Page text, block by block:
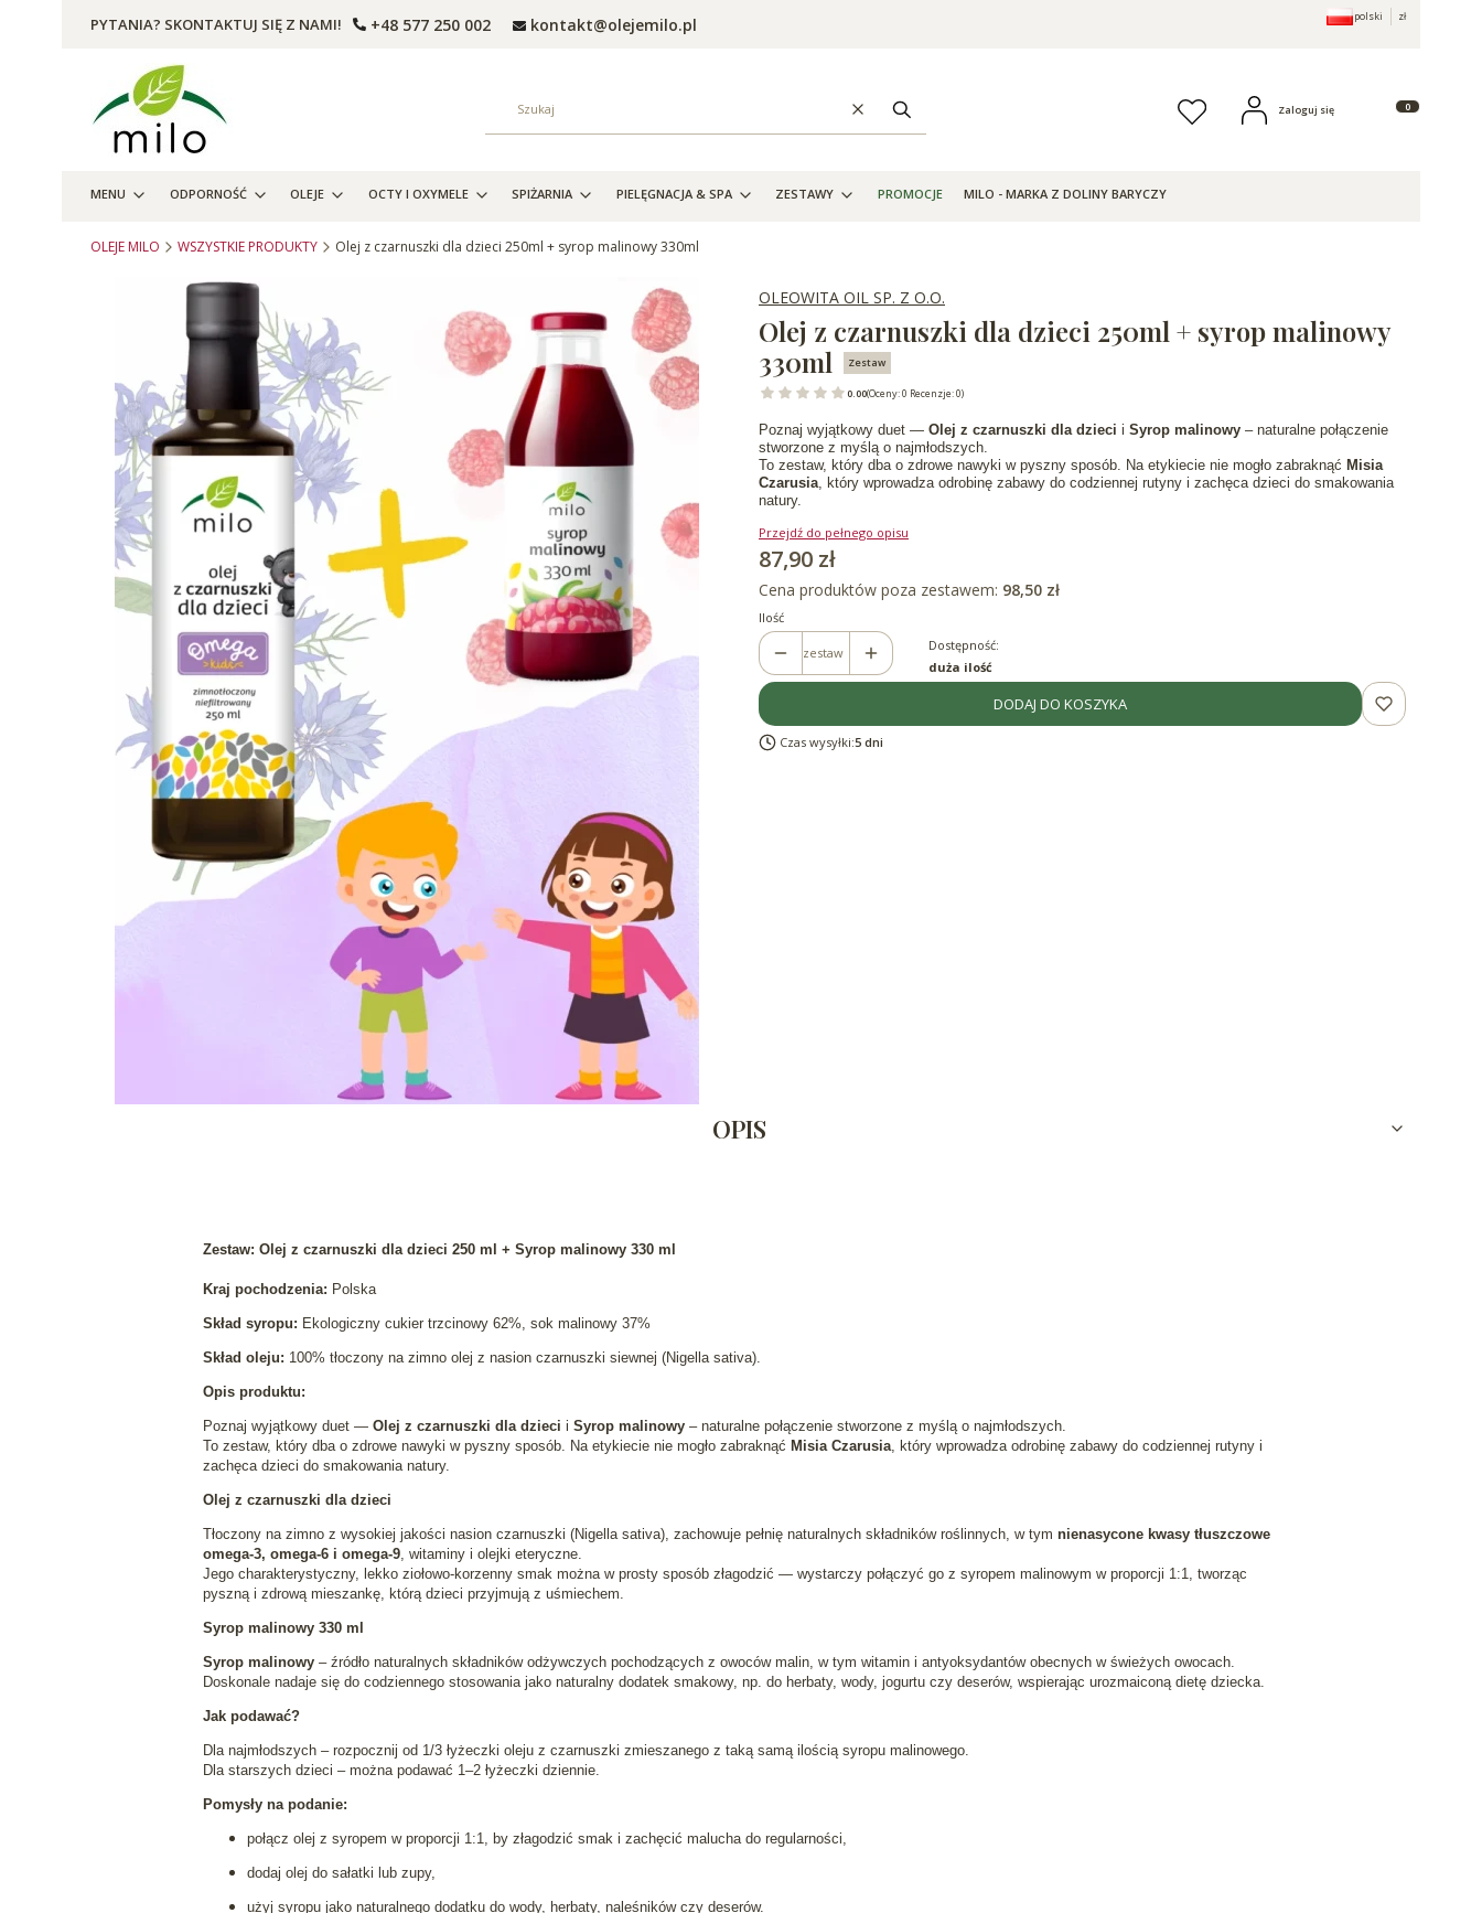
PYTANIA? SKONTAKTUJ SIĘ Z NAMI! +48 577 250 002 kontakt@olejemilo.pl polski zł
WyczyśćSzukaj Ulubione Zaloguj się Produkty w
MENU ODPORNOŚĆ OLEJE OCTY I OXYMELE SPIŻARNIA PIELĘGNACJA & SPA ZESTAWY PROMOCJE MILO - MARKA Z DOLINY BARYCZY
OLEJE MILO WSZYSTKIE PRODUKTY Olej z czarnuszki dla dzieci 250ml + syrop malinowy 330ml
OLEOWITA OIL SP. Z O.O.
Olej z czarnuszki dla dzieci 250ml + syrop malinowy
330ml
Zestaw
0.00(Oceny: 0 Recenzje: 0)
Poznaj wyjątkowy duet — Olej z czarnuszki dla dzieci i Syrop malinowy – naturalne połączenie
stworzone z myślą o najmłodszych.
To zestaw, który dba o zdrowe nawyki w pyszny sposób. Na etykiecie nie mogło zabraknąć Misia
Czarusia , który wprowadza odrobinę zabawy do codziennej rutyny i zachęca dzieci do smakowania
natury.
Przejdź do pełnego opisu
Cena
87,90 zł
Cena produktów poza zestawem: 98,50 zł
Ilość
zestaw
Dostępność:
duża ilość
DODAJ DO KOSZYKA
Czas wysyłki:5 dni
OPIS
Zestaw: Olej z czarnuszki dla dzieci 250 ml + Syrop malinowy 330 ml
Kraj pochodzenia: Polska
Skład syropu: Ekologiczny cukier trzcinowy 62%, sok malinowy 37%
Skład oleju: 100% tłoczony na zimno olej z nasion czarnuszki siewnej (Nigella sativa).
Opis produktu:
Poznaj wyjątkowy duet —Olej z czarnuszki dla dzieci iSyrop malinowy – naturalne połączenie stworzone z myślą o najmłodszych.
To zestaw, który dba o zdrowe nawyki w pyszny sposób. Na etykiecie nie mogło zabraknąć Misia Czarusia, który wprowadza odrobinę zabawy do codziennej rutyny i
zachęca dzieci do smakowania natury.
Olej z czarnuszki dla dzieci
Tłoczony na zimno z wysokiej jakości nasion czarnuszki (Nigella sativa), zachowuje pełnię naturalnych składników roślinnych, w tymnienasycone kwasy tłuszczowe
omega-3, omega-6 i omega-9, witaminy i olejki eteryczne.
Jego charakterystyczny, lekko ziołowo-korzenny smak można w prosty sposób złagodzić — wystarczy połączyć go z syropem malinowym w proporcji 1:1, tworząc
pyszną i zdrową mieszankę, którą dzieci przyjmują z uśmiechem.
Syrop malinowy 330 ml
Syrop malinowy – źródło naturalnych składników odżywczych pochodzących z owoców malin, w tym witamin i antyoksydantów obecnych w świeżych owocach.
Doskonale nadaje się do codziennego stosowania jako naturalny dodatek smakowy, np. do herbaty, wody, jogurtu czy deserów, wspierając urozmaiconą dietę dziecka.
Jak podawać?
Dla najmłodszych – rozpocznij od 1/3 łyżeczki oleju z czarnuszki zmieszanego z taką samą ilością syropu malinowego.
Dla starszych dzieci – można podawać 1–2 łyżeczki dziennie.
Pomysły na podanie:
połącz olej z syropem w proporcji 1:1, by złagodzić smak i zachęcić malucha do regularności,
dodaj olej do sałatki lub zupy,
użyj syropu jako naturalnego dodatku do wody, herbaty, naleśników czy deserów.